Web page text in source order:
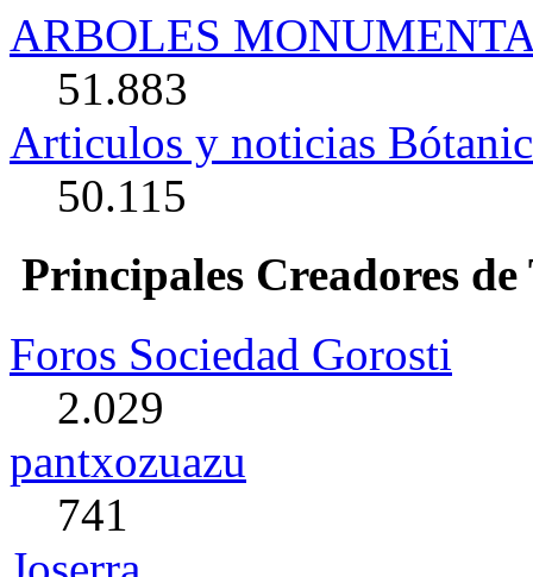
ARBOLES
51.883
Articulos y noticias
50.115
Principales Creadores de
Foros Sociedad Gorosti
2.029
pantxozuazu
741